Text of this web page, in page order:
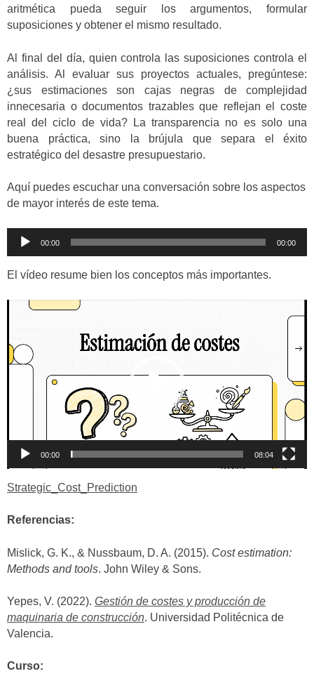
aritmética pueda seguir los argumentos, formular
suposiciones y obtener el mismo resultado.
Al final del día, quien controla las suposiciones controla el
análisis. Al evaluar sus proyectos actuales, pregúntese:
¿sus estimaciones son cajas negras de complejidad
innecesaria o documentos trazables que reflejan el coste
real del ciclo de vida? La transparencia no es solo una
buena práctica, sino la brújula que separa el éxito
estratégico del desastre presupuestario.
Aquí puedes escuchar una conversación sobre los aspectos
de mayor interés de este tema.
Reproductor
audio
00:00 00:00
El vídeo resume bien los conceptos más importantes.
Reproductor
00:00 08:04
Strategic_Cost_Prediction
Referencias:
Mislick, G. K., & Nussbaum, D. A. (2015). Cost estimation:
Methods and tools. John Wiley & Sons.
Yepes, V. (2022). Gestión de costes y producción de
maquinaria de construcción. Universidad Politécnica de
Valencia.
Curso: